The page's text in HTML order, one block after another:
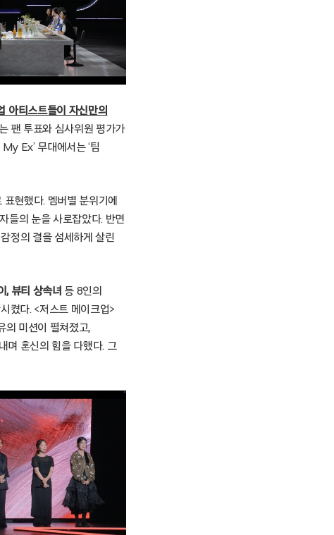
아티스트들이 자신만의
팬 투표와 심사위원 평가가
Ex’ 무대에서는 ‘팀
현했다. 멤버별 분위기에
들의 눈을 사로잡았다. 반면
정의 결을 섬세하게 살린
, 뷰티 상속녀 등 8인의
켰다. <저스트 메이크업>
의 미션이 펼쳐졌고,
며 혼신의 힘을 다했다. 그